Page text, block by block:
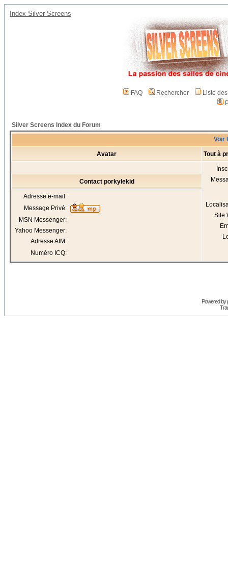
Index Silver Screens
FAQ Rechercher
Liste
Silver Screens Index du Forum
Voir
Avatar Tout à
Site
Contact porkylekid
Adresse e-mail:
Message Privé:
MSN Messenger:
Yahoo Messenger:
Adresse AIM:
Numéro ICQ:
Powered by